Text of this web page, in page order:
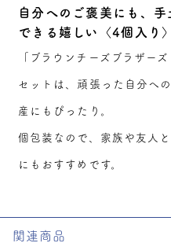
自分へのご褒美にも、
できる嬉しい〈4個入り〉
「ブラウンチーズブラザー
セットは、頑張った自分へ
産にもぴったり。
個包装なので、家族や友人
にもおすすめです。
関連商品